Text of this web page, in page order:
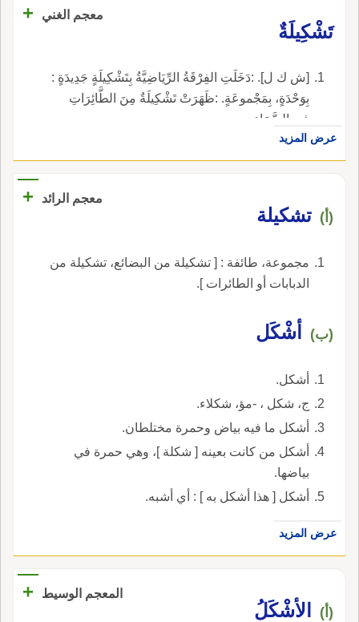
معجم الغني
+
تَشْكِيلَةٌ
[ش ك ل]. :دَخَلَتِ الفِرْقَةُ الرِّيَاضِيَّةُ بِتَشْكِيلَةٍ جَدِيدَةٍ :
بِوَحْدَةٍ، بِمَجْموعَةٍ. :ظَهَرَتْ تَشْكِيلَةٌ مِنَ الطَّائِرَاتِ
فِي السَّمَاءِ.
عرض المزيد
معجم الرائد +
(أ) تشكيلة
مجموعة، طائفة : [ تشكيلة من البضائع، تشكيلة من
الدبابات أو الطائرات ].
(ب) أشْكَل
أشكل.
ج، شكل ، -مؤ، شكلاء.
أشكل ما فيه بياض وحمرة مختلطان.
أشكل من كانت بعينه [ شكلة ]، وهي حمرة في
بياضها.
أشكل [ هذا أشكل به ] : أي أشبه.
عرض المزيد
المعجم الوسيط +
(أ) الأشْكَلُ